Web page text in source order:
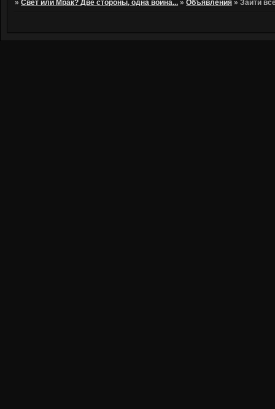
»Свет или Мрак? Две стороны, одна война... »Объявления »Зайти